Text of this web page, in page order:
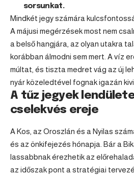
sorsunkat.
Mindkét jegy számára
A májusi megérzések most nem
a belső hangjára, az olyan utakra
korábban álmodni sem mert. A víz
múltat, és tiszta medret vág az új
nyár közeledtével fognak igazán
A tűz jegyek
cselekvés ereje
A Kos, az Oroszlán és a Nyilas
és az önkifejezés hónapja. Bár a
lassabbnak érezhetik az
az időszak pont a stratégiai